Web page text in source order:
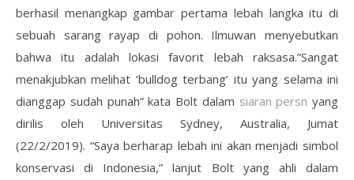
berhasil menangkap gambar pertama lebah langka itu di
sebuah sarang rayap di pohon. Ilmuwan menyebutkan
bahwa itu adalah lokasi favorit lebah raksasa.”Sangat
menakjubkan melihat ‘bulldog terbang’ itu yang selama ini
dianggap sudah punah” kata Bolt dalam siaran persn yang
dirilis oleh Universitas Sydney, Australia, Jumat
(22/2/2019). “Saya berharap lebah ini akan menjadi simbol
konservasi di Indonesia,” lanjut Bolt yang ahli dalam